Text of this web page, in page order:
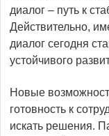
диалог – путь к
Действительно,
диалог сегодня
устойчивого
Новые
готовность к
искать решения.